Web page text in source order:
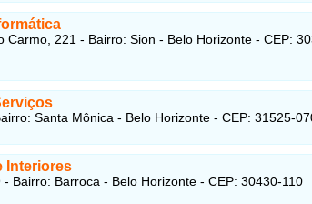
Carmo, 221 - Bairro: Sion - Belo Horizonte - CEP:
Santa Mônica - Belo Horizonte - CEP: 31525-
Interiores
Bairro: Barroca - Belo Horizonte - CEP: 30430-110